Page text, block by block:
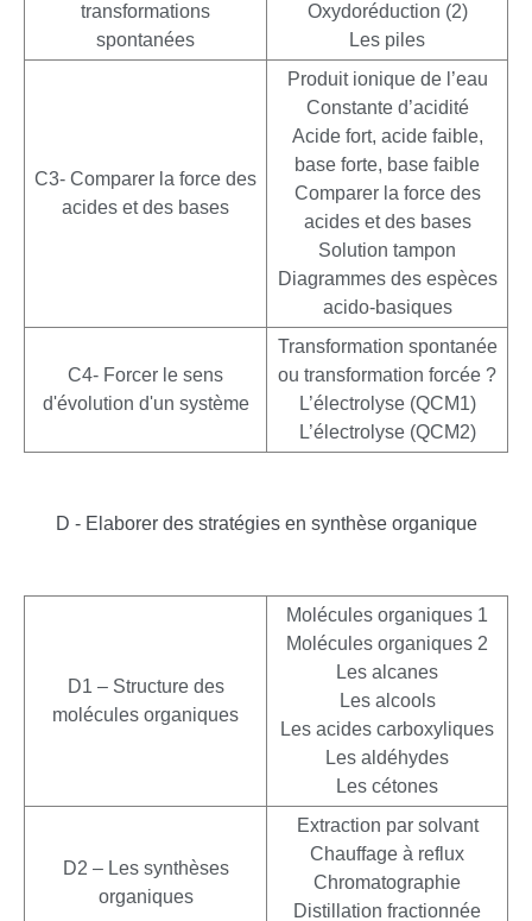
transformations
spontanées
Oxydoréduction (2)
Les piles
C3- Comparer la force des
acides et des bases
Produit ionique de l’eau
Constante d’acidité
Acide fort, acide faible,
base forte, base faible
Comparer la force des
acides et des bases
Solution tampon
Diagrammes des espèces
acido-basiques
C4- Forcer le sens
d'évolution d'un système
Transformation spontanée
ou transformation forcée ?
L’électrolyse (QCM1)
L’électrolyse (QCM2)
D - Elaborer des stratégies en synthèse organique
D1 – Structure des
molécules organiques
Molécules organiques 1
Molécules organiques 2
Les alcanes
Les alcools
Les acides carboxyliques
Les aldéhydes
Les cétones
D2 – Les synthèses
organiques
Extraction par solvant
Chauffage à reflux
Chromatographie
Distillation fractionnée